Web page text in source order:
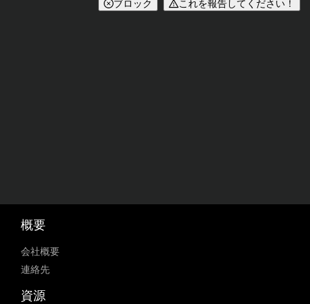
ブロック これを報告してください！
概要
会社概要
連絡先
資源